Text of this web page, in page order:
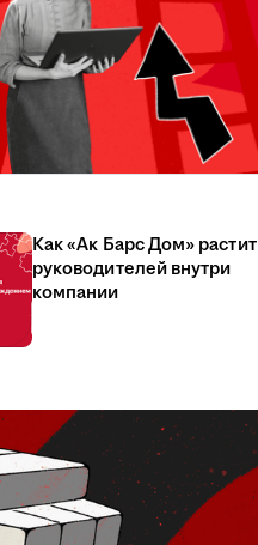
Как «Ак Барс Дом» растит
руководителей внутри
компании